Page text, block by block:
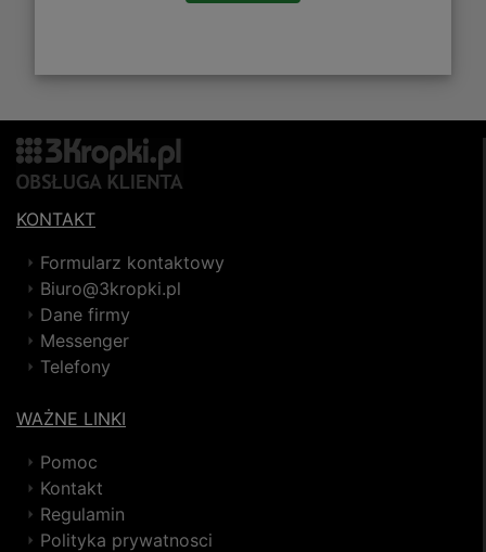
KONTAKT
Formularz kontaktowy
Biuro@3kropki.pl
Dane firmy
Messenger
Telefony
WAŻNE LINKI
Pomoc
Kontakt
Regulamin
Polityka prywatnosci